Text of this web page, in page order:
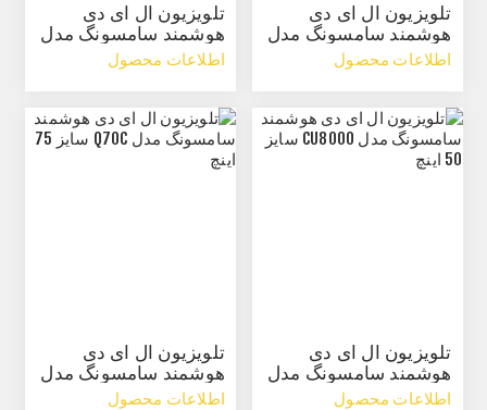
تلویزیون ال ای دی
هوشمند سامسونگ مدل
Q60C سایز 65 اینچ
اطلاعات محصول
تلویزیون ال ای دی
هوشمند سامسونگ مدل
CU8000 سایز 43 اینچ
اطلاعات محصول
تلویزیون ال ای دی
هوشمند سامسونگ مدل
CU8000 سایز 50 اینچ
اطلاعات محصول
تلویزیون ال ای دی
هوشمند سامسونگ مدل
Q70C سایز 75 اینچ
اطلاعات محصول